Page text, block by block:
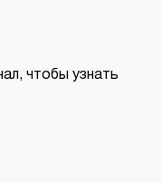
чтобы узнать